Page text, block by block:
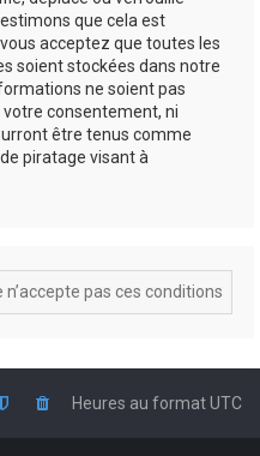
que cela est
acceptez que toutes les
soient stockées dans notre
ne soient pas
consentement, ni
être tenus comme
piratage visant à
Heures au formatUTC